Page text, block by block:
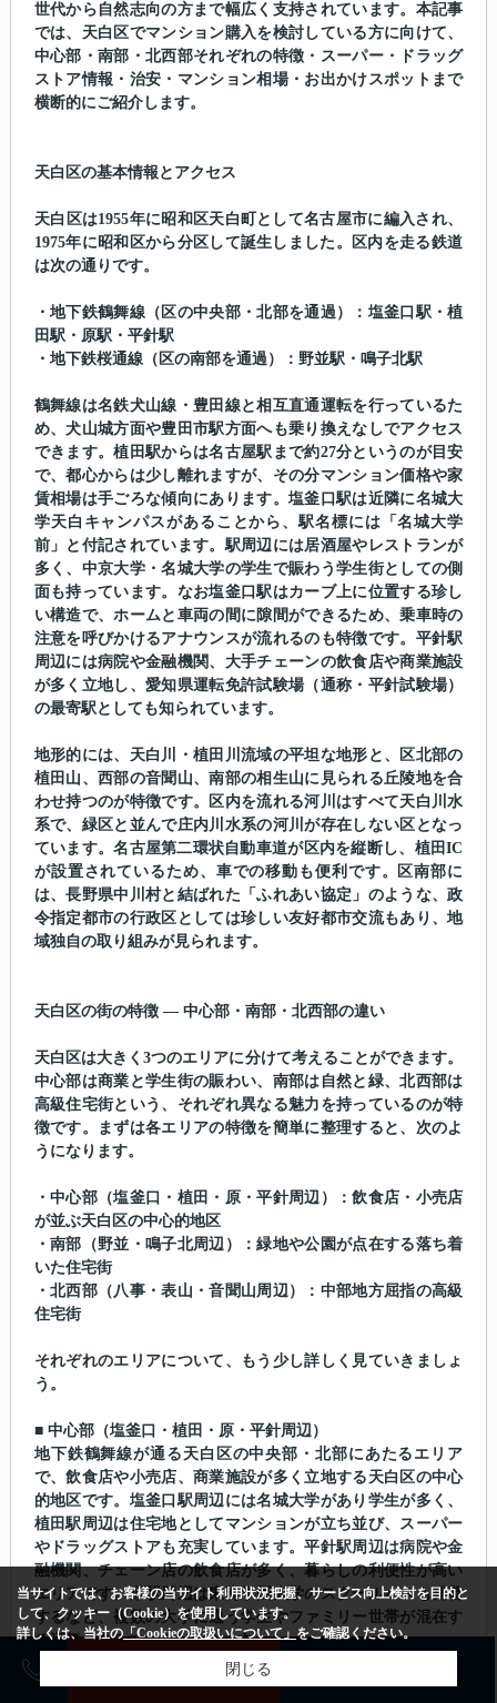
世代から自然志向の方まで幅広く支持されています。本記事
では、天白区でマンション購入を検討している方に向けて、
中心部・南部・北西部それぞれの特徴・スーパー・ドラッグ
ストア情報・治安・マンション相場・お出かけスポットまで
横断的にご紹介します。
天白区の基本情報とアクセス
天白区は1955年に昭和区天白町として名古屋市に編入され、
1975年に昭和区から分区して誕生しました。区内を走る鉄道
は次の通りです。
・地下鉄鶴舞線（区の中央部・北部を通過）：塩釜口駅・植
田駅・原駅・平針駅
・地下鉄桜通線（区の南部を通過）：野並駅・鳴子北駅
鶴舞線は名鉄犬山線・豊田線と相互直通運転を行っているた
め、犬山城方面や豊田市駅方面へも乗り換えなしでアクセス
できます。植田駅からは名古屋駅まで約27分というのが目安
で、都心からは少し離れますが、その分マンション価格や家
賃相場は手ごろな傾向にあります。塩釜口駅は近隣に名城大
学天白キャンパスがあることから、駅名標には「名城大学
前」と付記されています。駅周辺には居酒屋やレストランが
多く、中京大学・名城大学の学生で賑わう学生街としての側
面も持っています。なお塩釜口駅はカーブ上に位置する珍し
い構造で、ホームと車両の間に隙間ができるため、乗車時の
注意を呼びかけるアナウンスが流れるのも特徴です。平針駅
周辺には病院や金融機関、大手チェーンの飲食店や商業施設
が多く立地し、愛知県運転免許試験場（通称・平針試験場）
の最寄駅としても知られています。
地形的には、天白川・植田川流域の平坦な地形と、区北部の
植田山、西部の音聞山、南部の相生山に見られる丘陵地を合
わせ持つのが特徴です。区内を流れる河川はすべて天白川水
系で、緑区と並んで庄内川水系の河川が存在しない区となっ
ています。名古屋第二環状自動車道が区内を縦断し、植田IC
が設置されているため、車での移動も便利です。区南部に
は、長野県中川村と結ばれた「ふれあい協定」のような、政
令指定都市の行政区としては珍しい友好都市交流もあり、地
域独自の取り組みが見られます。
天白区の街の特徴 ― 中心部・南部・北西部の違い
天白区は大きく3つのエリアに分けて考えることができます。
中心部は商業と学生街の賑わい、南部は自然と緑、北西部は
高級住宅街という、それぞれ異なる魅力を持っているのが特
徴です。まずは各エリアの特徴を簡単に整理すると、次のよ
うになります。
・中心部（塩釜口・植田・原・平針周辺）：飲食店・小売店
が並ぶ天白区の中心的地区
・南部（野並・鳴子北周辺）：緑地や公園が点在する落ち着
いた住宅街
・北西部（八事・表山・音聞山周辺）：中部地方屈指の高級
住宅街
それぞれのエリアについて、もう少し詳しく見ていきましょ
う。
■ 中心部（塩釜口・植田・原・平針周辺）
地下鉄鶴舞線が通る天白区の中央部・北部にあたるエリア
で、飲食店や小売店、商業施設が多く立地する天白区の中心
的地区です。塩釜口駅周辺には名城大学があり学生が多く、
植田駅周辺は住宅地としてマンションが立ち並び、スーパー
やドラッグストアも充実しています。平針駅周辺は病院や金
融機関、チェーン店の飲食店が多く、暮らしの利便性が高い
エリアです。原駅周辺は東海学園大学のスクールバスも発着
するなど、複数の大学に通う学生やファミリー世帯が混在す
る活気のあるエリアといえます。
■ 南部（野並・鳴子北周辺）
当サイトでは、お客様の当サイト利用状況把握、サービス向上検討を目的と
して、クッキー（Cookie）を使用しています。
詳しくは、当社の「Cookieの取扱いについて」をご確認ください。
閉じる